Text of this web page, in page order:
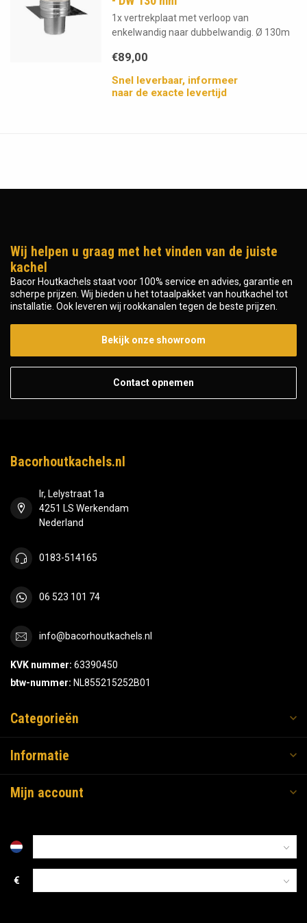
1x vertrekplaat met verloop van
enkelwandig naar dubbelwandig. Ø 130m
€89,00
Snel leverbaar, informeer
naar de exacte levertijd
Wij helpen u graag met het vinden van de juiste
kachel
Bacor Houtkachels staat voor 100% service en advies, garantie en
scherpe prijzen. Wij bieden u het totaalpakket van houtkachel tot
installatie. Ook leveren wij rookkanalen tegen de beste prijzen.
Bekijk onze showroom
Contact opnemen
Bacorhoutkachels.nl
Ir, Lelystraat 1a
4251 LS Werkendam
Nederland
0183-514165
06 523 101 74
info@bacorhoutkachels.nl
KVK nummer: 63390450
btw-nummer: NL855215252B01
Categorieën
Informatie
Mijn account
€